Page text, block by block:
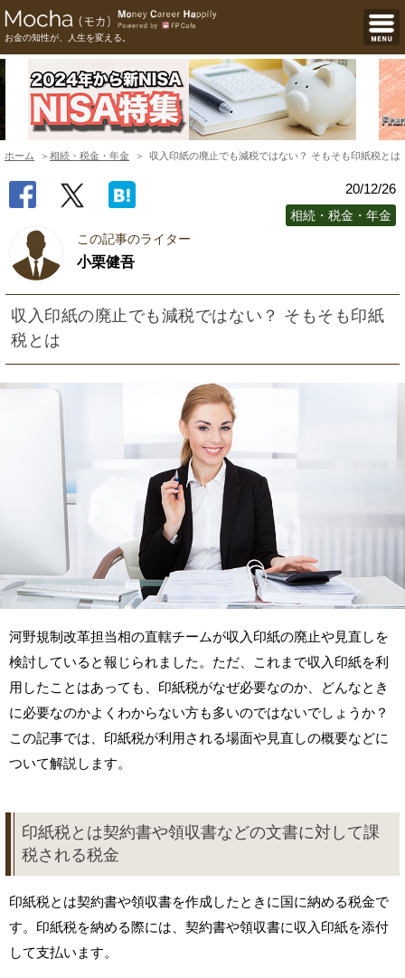
お金の知性が、人生を変える。
ホーム 相続・税金・年金 収入印紙の廃止でも減税ではない？ そもそも印紙税とは
20/12/26
相続・税金・年金
この記事のライター
小栗健吾
収入印紙の廃止でも減税ではない？ そもそも印紙
税とは
河野規制改革担当相の直轄チームが収入印紙の廃止や見直しを
検討していると報じられました。ただ、これまで収入印紙を利
用したことはあっても、印紙税がなぜ必要なのか、どんなとき
に必要なのかよくわからない方も多いのではないでしょうか？
この記事では、印紙税が利用される場面や見直しの概要などに
ついて解説します。
印紙税とは契約書や領収書などの文書に対して課
税される税金
印紙税とは契約書や領収書を作成したときに国に納める税金で
す。印紙税を納める際には、契約書や領収書に収入印紙を添付
して支払います。